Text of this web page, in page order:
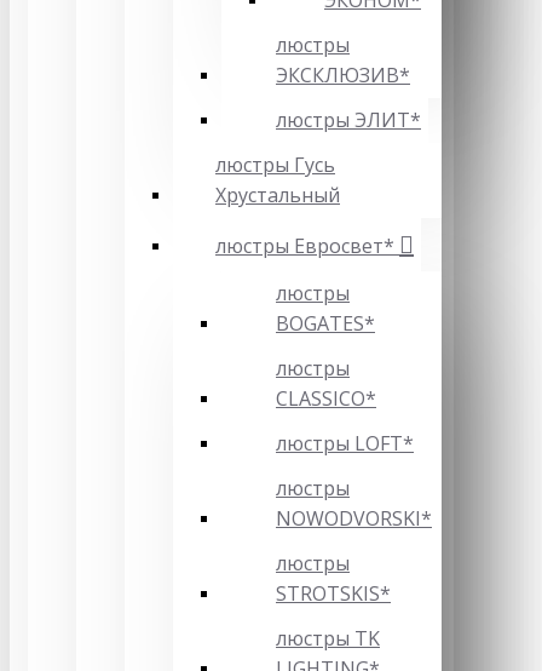
люстры
ЭКСКЛЮЗИВ*
люстры ЭЛИТ*
люстры Гусь
Хрустальный
люстры Евросвет*
люстры
BOGATES*
люстры
CLASSICO*
люстры LOFT*
люстры
NOWODVORSKI*
люстры
STROTSKIS*
люстры TK